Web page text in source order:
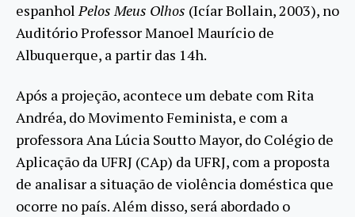
espanholPelos Meus Olhos (Icíar Bollain, 2003), no
Auditório Professor Manoel Maurício de
Albuquerque, a partir das 14h.
Após a projeção, acontece um debate com Rita
Andréa, do Movimento Feminista, e com a
professora Ana Lúcia Soutto Mayor, do Colégio de
Aplicação da UFRJ (CAp) da UFRJ, com a proposta
de analisar a situação de violência doméstica que
ocorre no país. Além disso, será abordado o